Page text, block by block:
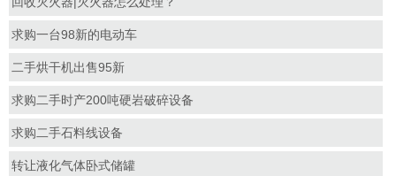
求购一台98新的电动车
二手烘干机出售95新
求购二手时产200吨硬岩破碎设备
求购二手石料线设备
转让液化气体卧式储罐